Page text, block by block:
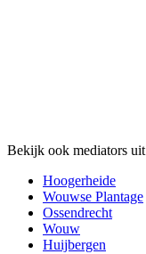
Bekijk ook mediators uit
Hoogerheide
Wouwse Plantage
Ossendrecht
Wouw
Huijbergen